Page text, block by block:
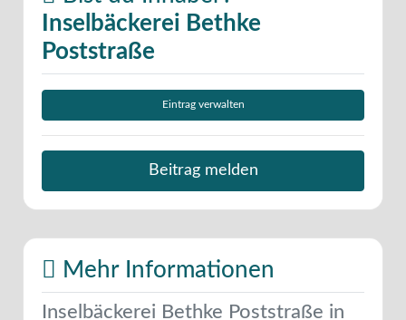
Inselbäckerei Bethke
Poststraße
Eintrag verwalten
Beitrag melden
Mehr Informationen
Inselbäckerei Bethke Poststraße in